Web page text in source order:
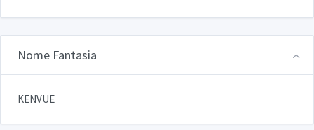
Nome Fantasia
KENVUE